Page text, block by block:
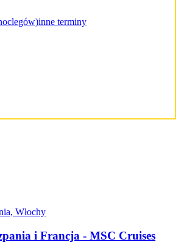
inne terminy
Włochy
i Francja - MSC Cruises